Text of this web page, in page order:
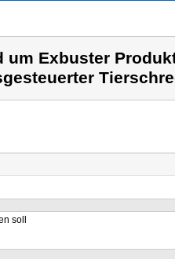
Exbuster
soll